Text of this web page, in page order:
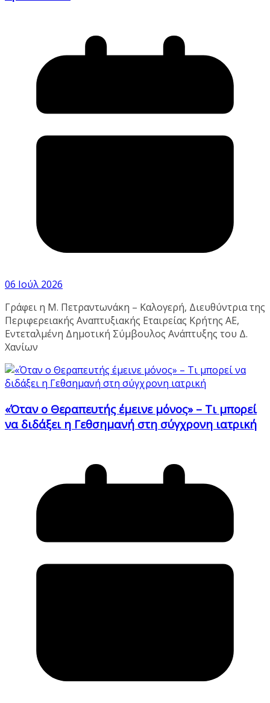
06 Ιούλ 2026
Γράφει η Μ. Πετραντωνάκη – Καλογερή, Διευθύντρια της
Περιφερειακής Αναπτυξιακής Εταιρείας Κρήτης ΑΕ,
Εντεταλμένη Δημοτική Σύμβουλος Ανάπτυξης του Δ.
Χανίων
«Όταν ο Θεραπευτής έμεινε μόνος» – Τι μπορεί
να διδάξει η Γεθσημανή στη σύγχρονη ιατρική